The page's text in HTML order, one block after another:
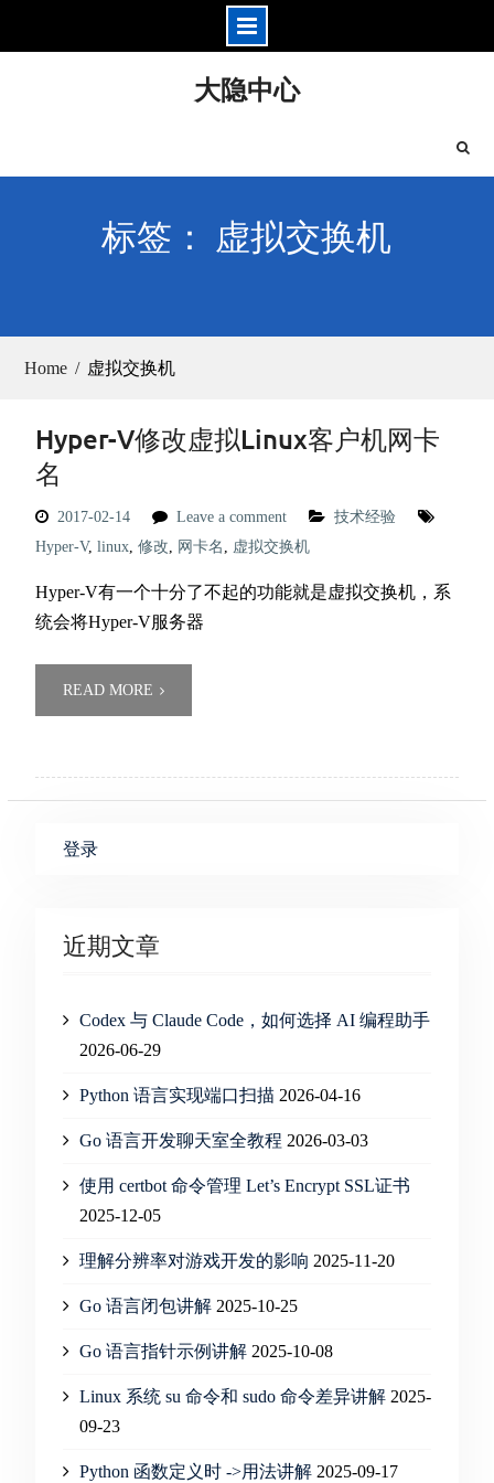
大隐中心
标签： 虚拟交换机
Home 虚拟交换机
Hyper-V修改虚拟Linux客户机网卡
名
2017-02-14 Leave a comment
技术经验
Hyper-V, linux, 修改, 网卡名 , 虚拟交换机
Hyper-V有一个十分了不起的功能就是虚拟交换机，系
统会将Hyper-V服务器
READ MORE
登录
近期文章
Codex 与 Claude Code，如何选择 AI 编程助手
2026-06-29
Python 语言实现端口扫描 2026-04-16
Go 语言开发聊天室全教程 2026-03-03
使用 certbot 命令管理 Let’s Encrypt SSL证书
2025-12-05
理解分辨率对游戏开发的影响 2025-11-20
Go 语言闭包讲解 2025-10-25
Go 语言指针示例讲解 2025-10-08
Linux 系统 su 命令和 sudo 命令差异讲解 2025-
09-23
Python 函数定义时 ->用法讲解 2025-09-17